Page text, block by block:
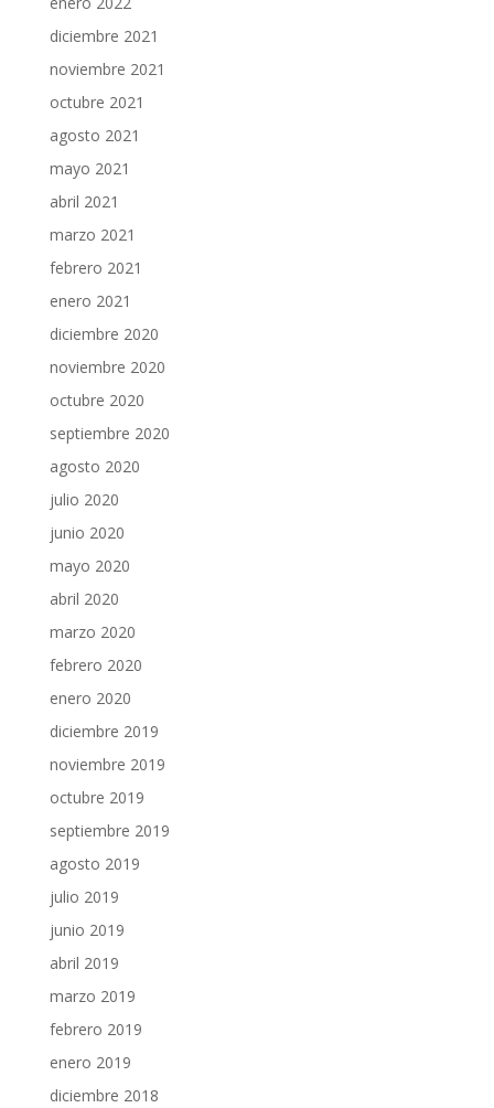
diciembre 2021
noviembre 2021
octubre 2021
agosto 2021
mayo 2021
abril 2021
marzo 2021
febrero 2021
enero 2021
diciembre 2020
noviembre 2020
octubre 2020
septiembre 2020
agosto 2020
julio 2020
junio 2020
mayo 2020
abril 2020
marzo 2020
febrero 2020
enero 2020
diciembre 2019
noviembre 2019
octubre 2019
septiembre 2019
agosto 2019
julio 2019
junio 2019
abril 2019
marzo 2019
febrero 2019
enero 2019
diciembre 2018